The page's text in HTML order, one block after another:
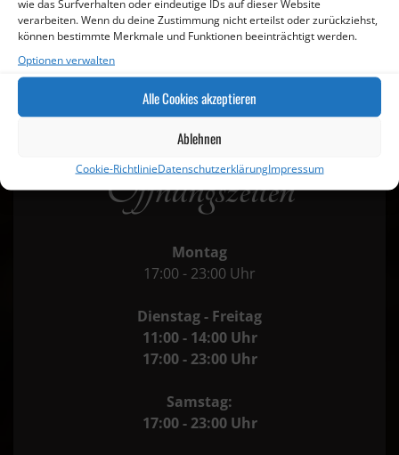
wie das Surfverhalten oder eindeutige IDs auf dieser Website
verarbeiten. Wenn du deine Zustimmung nicht erteilst oder zurückziehst,
können bestimmte Merkmale und Funktionen beeinträchtigt werden.
Optionen verwalten
Alle Cookies akzeptieren
Ablehnen
Cookie-RichtlinieDatenschutzerklärungImpressum
Öffnungszeiten
Montag
17:00 - 23:00 Uhr
Dienstag - Freitag
11:00 - 14:00 Uhr
17:00 - 23:00 Uhr
Samstag:
17:00 - 23:00 Uhr